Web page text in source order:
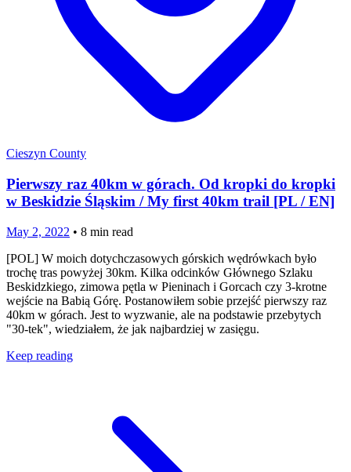
Cieszyn County
Pierwszy raz 40km w górach. Od kropki do kropki
w Beskidzie Śląskim / My first 40km trail [PL / EN]
May 2, 2022 • 8 min read
[POL] W moich dotychczasowych górskich wędrówkach było
trochę tras powyżej 30km. Kilka odcinków Głównego Szlaku
Beskidzkiego, zimowa pętla w Pieninach i Gorcach czy 3-krotne
wejście na Babią Górę. Postanowiłem sobie przejść pierwszy raz
40km w górach. Jest to wyzwanie, ale na podstawie przebytych
"30-tek", wiedziałem, że jak najbardziej w zasięgu.
Keep reading